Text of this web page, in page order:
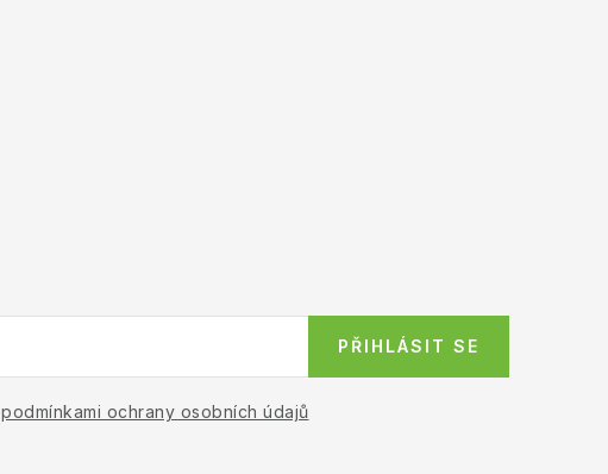
podmínkami ochrany osobních údajů
PŘIHLÁSIT SE